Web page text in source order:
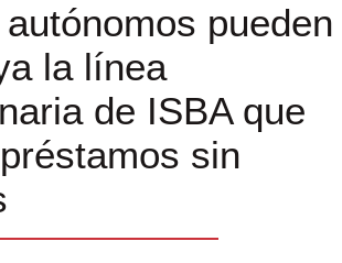
pueden
la línea
de ISBA que
sin